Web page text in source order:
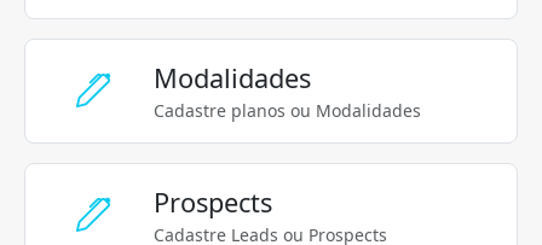
Modalidades
Cadastre planos ou Modalidades
Prospects
Cadastre Leads ou Prospects